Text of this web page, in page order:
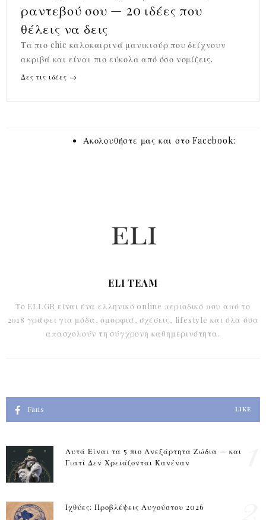
ραντεβού σου — 20 ιδέες που
θέλεις να δεις
Τα πιο chic καλοκαιρινά μανικιούρ που δείχνουν
ακριβά και είναι πιο εύκολα από όσο νομίζεις.
Δες τις ιδέες →
Ακολουθήστε μας και στο Facebook:
ELI TEAM
Το ELI.GR είναι ένα ελληνικό online περιοδικό που από το
2018 γράφει για μόδα, ομορφιά, σχέσεις, lifestyle και όλα όσα
απασχολούν τη σύγχρονη καθημερινότητα.
Fans LIKE
Αυτά Είναι τα 5 πιο Ανεξάρτητα Ζώδια — και
Γιατί Δεν Χρειάζονται Κανέναν
Ιχθύες: Προβλέψεις Αυγούστου 2026